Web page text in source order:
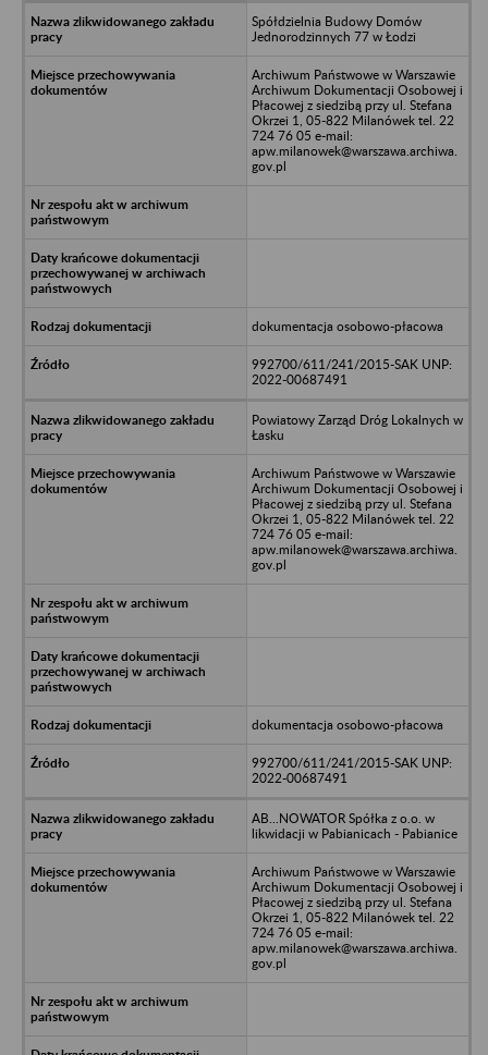
Spółdzielnia Budowy Domów
Jednorodzinnych 77 w Łodzi
Archiwum Państwowe w Warszawie
Archiwum Dokumentacji Osobowej i
Płacowej z siedzibą przy ul. Stefana
Okrzei 1, 05-822 Milanówek tel. 22
724 76 05 e-mail:
apw.milanowek@warszawa.archiwa.
gov.pl
dokumentacja osobowo-płacowa
992700/611/241/2015-SAK UNP:
2022-00687491
Powiatowy Zarząd Dróg Lokalnych w
Łasku
Archiwum Państwowe w Warszawie
Archiwum Dokumentacji Osobowej i
Płacowej z siedzibą przy ul. Stefana
Okrzei 1, 05-822 Milanówek tel. 22
724 76 05 e-mail:
apw.milanowek@warszawa.archiwa.
gov.pl
dokumentacja osobowo-płacowa
992700/611/241/2015-SAK UNP:
2022-00687491
AB...NOWATOR Spółka z o.o. w
likwidacji w Pabianicach - Pabianice
Archiwum Państwowe w Warszawie
Archiwum Dokumentacji Osobowej i
Płacowej z siedzibą przy ul. Stefana
Okrzei 1, 05-822 Milanówek tel. 22
724 76 05 e-mail:
apw.milanowek@warszawa.archiwa.
gov.pl